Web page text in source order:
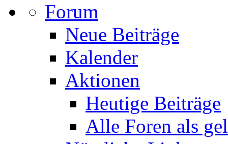
Forum
Neue Beiträge
Kalender
Aktionen
Heutige Beiträge
Alle Foren als